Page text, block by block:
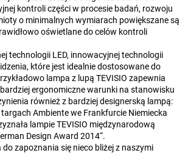
kontroli części w procesie badań, rozwoju
o minimalnych wymiarach powiększane są
oświetlane do celów kontroli
technologii LED, innowacyjnej technologii
które jest idealnie dostosowane do
lampa z lupą TEVISIO zapewnia
ergonomiczne warunki na stanowisku
również z bardziej designerską lampą:
Ambiente we Frankfurcie Niemiecka
lampie TEVISIO międzynarodową
Design Award 2014“.
zapoznania się nieco bliżej z naszymi